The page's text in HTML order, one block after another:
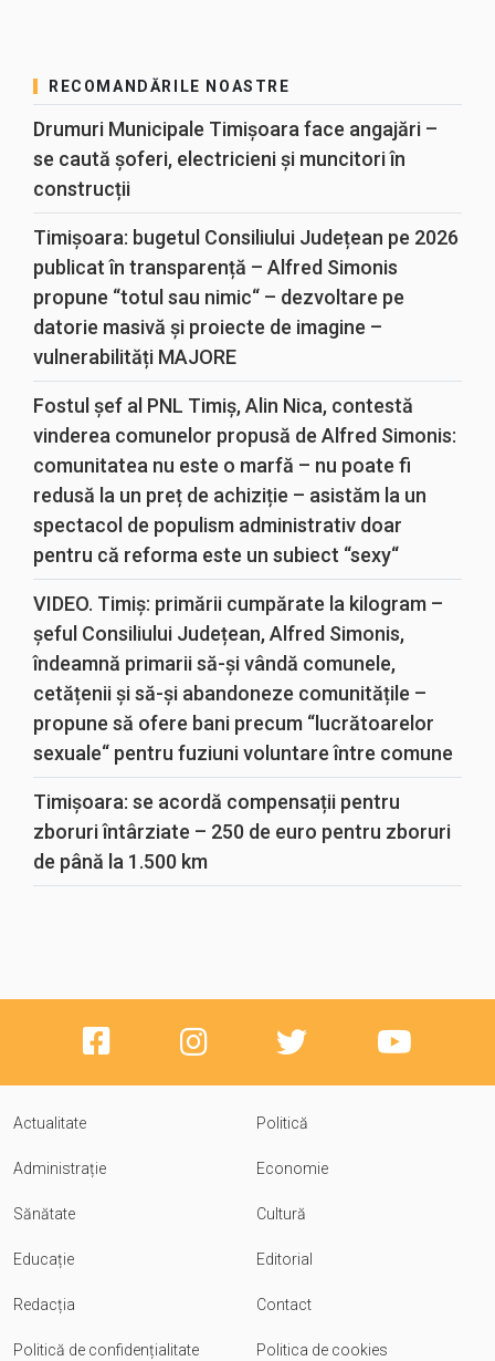
RECOMANDĂRILE NOASTRE
Drumuri Municipale Timișoara face angajări –
se caută șoferi, electricieni și muncitori în
construcții
Timișoara: bugetul Consiliului Județean pe 2026
publicat în transparență – Alfred Simonis
propune “totul sau nimic“ – dezvoltare pe
datorie masivă și proiecte de imagine –
vulnerabilități MAJORE
Fostul șef al PNL Timiș, Alin Nica, contestă
vinderea comunelor propusă de Alfred Simonis:
comunitatea nu este o marfă – nu poate fi
redusă la un preț de achiziție – asistăm la un
spectacol de populism administrativ doar
pentru că reforma este un subiect “sexy“
VIDEO. Timiș: primării cumpărate la kilogram –
șeful Consiliului Județean, Alfred Simonis,
îndeamnă primarii să-și vândă comunele,
cetățenii și să-și abandoneze comunitățile –
propune să ofere bani precum “lucrătoarelor
sexuale“ pentru fuziuni voluntare între comune
Timișoara: se acordă compensații pentru
zboruri întârziate – 250 de euro pentru zboruri
de până la 1.500 km
Actualitate Politică
Administrație Economie
Sănătate Cultură
Educație Editorial
Redacția Contact
Politică de confidențialitate Politica de cookies